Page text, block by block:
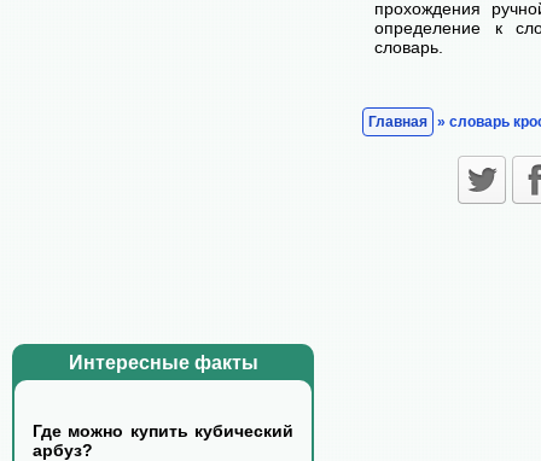
Интересные факты
Где можно купить кубический
арбуз?
прохождения
определение к
словарь.
Главная » словарь